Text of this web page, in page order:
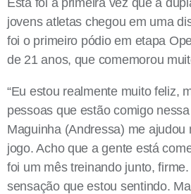
jovens atletas chegou em uma
foi o primeiro pódio em etapa
de 21 anos, que comemorou
“Eu estou realmente muito feliz,
pessoas que estão comigo
Maguinha (Andressa) me ajudou
jogo. Acho que a gente está
foi um mês treinando junto,
sensação que estou sentindo.